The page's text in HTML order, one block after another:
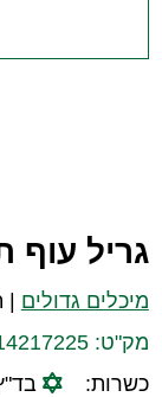
גריל עוף
מיכלים גדולים
מק"ט:
כשרות: